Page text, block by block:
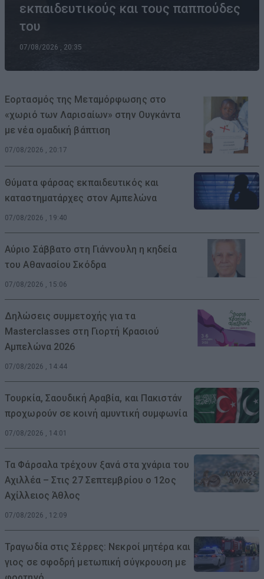
εκπαιδευτικούς και τους παππούδες
του
07/08/2026 , 20:35
Εορτασμός της Μεταμόρφωσης στο
«χωριό των Λαρισαίων» στην Ουγκάντα
με νέα ομαδική βάπτιση
07/08/2026 , 20:17
Θύματα φάρσας εκπαιδευτικός και
καταστηματάρχες στον Αμπελώνα
07/08/2026 , 19:40
Αύριο Σάββατο στη Γιάννουλη η κηδεία
του Αθανασίου Σκόδρα
07/08/2026 , 15:06
Δηλώσεις συμμετοχής για τα
Masterclasses στη Γιορτή Κρασιού
Αμπελώνα 2026
07/08/2026 , 14:44
Τουρκία, Σαουδική Αραβία, και Πακιστάν
προχωρούν σε κοινή αμυντική συμφωνία
07/08/2026 , 14:01
Τα Φάρσαλα τρέχουν ξανά στα χνάρια του
Αχιλλέα – Στις 27 Σεπτεμβρίου ο 12ος
Αχίλλειος Άθλος
07/08/2026 , 12:09
Τραγωδία στις Σέρρες: Νεκροί μητέρα και
γιος σε σφοδρή μετωπική σύγκρουση με